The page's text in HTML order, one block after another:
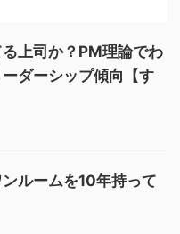
上司か？PM理論でわ
ダーシップ傾向【す
ルームを10年持って